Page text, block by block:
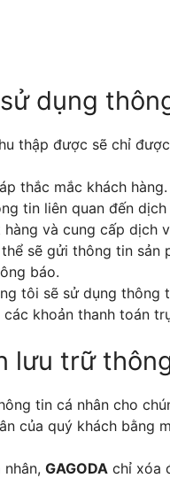
dụng
thập được sẽ chỉ được
thắc mắc khách hàng.
tin liên quan đến dịch
và cung cấp dịch
sẽ gửi thông tin sản
báo.
tôi sẽ sử dụng thông
các khoản thanh toán
lưu trữ
tin cá nhân cho
của quý khách bằng
GAGODA chỉ xóa